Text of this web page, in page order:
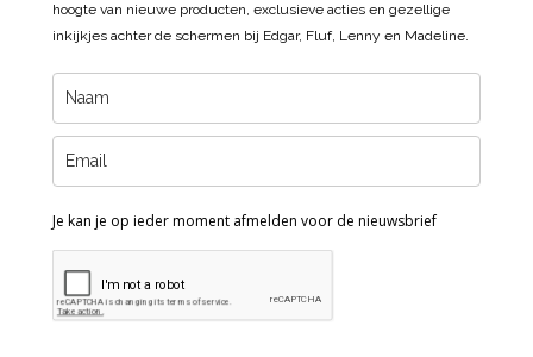
hoogte van nieuwe producten, exclusieve acties en gezellige
inkijkjes achter de schermen bij Edgar, Fluf, Lenny en Madeline.
Je kan je op ieder moment afmelden voor de nieuwsbrief